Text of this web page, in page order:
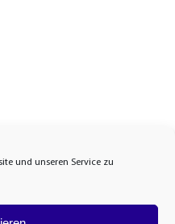
und unseren Service zu